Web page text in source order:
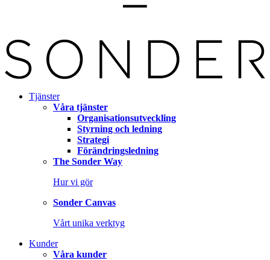
Tjänster
Våra tjänster
Organisationsutveckling
Styrning och ledning
Strategi
Förändringsledning
The Sonder Way
Hur vi gör
Sonder Canvas
Vårt unika verktyg
Kunder
Våra kunder